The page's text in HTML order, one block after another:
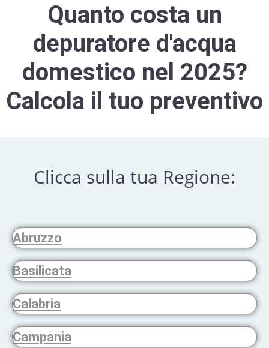
Quanto costa un
depuratore d'acqua
domestico nel 2025?
Calcola il tuo preventivo
Clicca sulla tua Regione:
Abruzzo
Basilicata
Calabria
Campania